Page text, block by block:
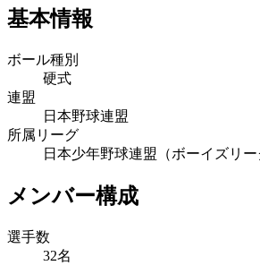
基本情報
ボール種別
硬式
連盟
日本野球連盟
所属リーグ
日本少年野球連盟（ボーイズリー
メンバー構成
選手数
32名